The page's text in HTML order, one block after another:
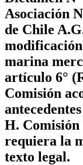
Asociación
de Chile
modificación
marina
artículo 6°
Comisión
H. Comisión
requiera la
texto legal.